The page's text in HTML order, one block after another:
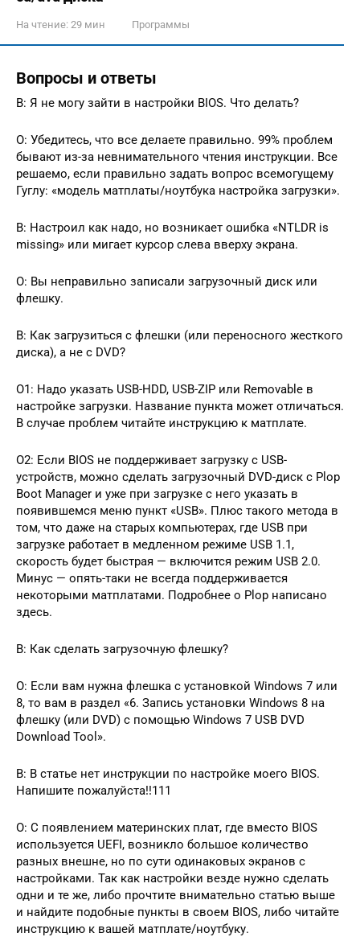
На чтение: 29 мин Программы
Вопросы и ответы
В: Я не могу зайти в настройки BIOS. Что делать?
О: Убедитесь, что все делаете правильно. 99% проблем
бывают из-за невнимательного чтения инструкции. Все
решаемо, если правильно задать вопрос всемогущему
Гуглу: «модель матплаты/ноутбука настройка загрузки».
В: Настроил как надо, но возникает ошибка «NTLDR is
missing» или мигает курсор слева вверху экрана.
О: Вы неправильно записали загрузочный диск или
флешку.
В: Как загрузиться с флешки (или переносного жесткого
диска), а не с DVD?
О1: Надо указать USB-HDD, USB-ZIP или Removable в
настройке загрузки. Название пункта может отличаться.
В случае проблем читайте инструкцию к матплате.
О2: Если BIOS не поддерживает загрузку с USB-
устройств, можно сделать загрузочный DVD-диск с Plop
Boot Manager и уже при загрузке с него указать в
появившемся меню пункт «USB». Плюс такого метода в
том, что даже на старых компьютерах, где USB при
загрузке работает в медленном режиме USB 1.1,
скорость будет быстрая — включится режим USB 2.0.
Минус — опять-таки не всегда поддерживается
некоторыми матплатами. Подробнее о Plop написано
здесь.
В: Как сделать загрузочную флешку?
О: Если вам нужна флешка с установкой Windows 7 или
8, то вам в раздел «6. Запись установки Windows 8 на
флешку (или DVD) с помощью Windows 7 USB DVD
Download Tool».
В: В статье нет инструкции по настройке моего BIOS.
Напишите пожалуйста!!111
О: С появлением материнских плат, где вместо BIOS
используется UEFI, возникло большое количество
разных внешне, но по сути одинаковых экранов с
настройками. Так как настройки везде нужно сделать
одни и те же, либо прочтите внимательно статью выше
и найдите подобные пункты в своем BIOS, либо читайте
инструкцию к вашей матплате/ноутбуку.